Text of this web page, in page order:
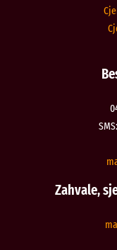
Zahvale,